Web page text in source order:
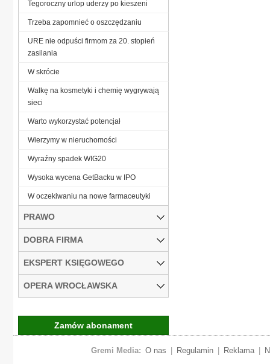
Tegoroczny urlop uderzy po kieszeni
Trzeba zapomnieć o oszczędzaniu
URE nie odpuści firmom za 20. stopień
zasilania
W skrócie
Walkę na kosmetyki i chemię wygrywają
sieci
Warto wykorzystać potencjał
Wierzymy w nieruchomości
Wyraźny spadek WIG20
Wysoka wycena GetBacku w IPO
W oczekiwaniu na nowe farmaceutyki
PRAWO
DOBRA FIRMA
EKSPERT KSIĘGOWEGO
OPERA WROCŁAWSKA
Zamów abonament
Gremi Media: O nas Regulamin Reklama